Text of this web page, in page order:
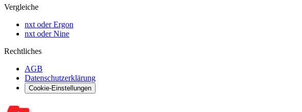
Vergleiche
nxt oder Ergon
nxt oder Nine
Rechtliches
AGB
Datenschutzerklärung
Cookie-Einstellungen